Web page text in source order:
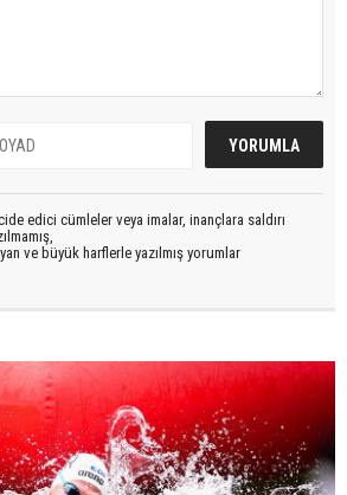
edici cümleler veya imalar, inançlara saldırı
ve büyük harflerle yazılmış yorumlar